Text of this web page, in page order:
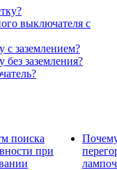
выключателя с
с заземлением?
заземления?
поиска
при